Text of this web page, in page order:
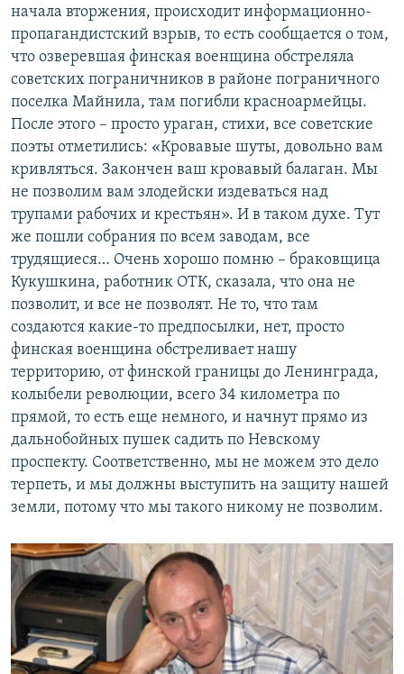
начала вторжения, происходит информационно-
пропагандистский взрыв, то есть сообщается о том,
что озверевшая финская военщина обстреляла
советских пограничников в районе пограничного
поселка Майнила, там погибли красноармейцы.
После этого – просто ураган, стихи, все советские
поэты отметились: «Кровавые шуты, довольно вам
кривляться. Закончен ваш кровавый балаган. Мы
не позволим вам злодейски издеваться над
трупами рабочих и крестьян». И в таком духе. Тут
же пошли собрания по всем заводам, все
трудящиеся… Очень хорошо помню – браковщица
Кукушкина, работник ОТК, сказала, что она не
позволит, и все не позволят. Не то, что там
создаются какие-то предпосылки, нет, просто
финская военщина обстреливает нашу
территорию, от финской границы до Ленинграда,
колыбели революции, всего 34 километра по
прямой, то есть еще немного, и начнут прямо из
дальнобойных пушек садить по Невскому
проспекту. Соответственно, мы не можем это дело
терпеть, и мы должны выступить на защиту нашей
земли, потому что мы такого никому не позволим.